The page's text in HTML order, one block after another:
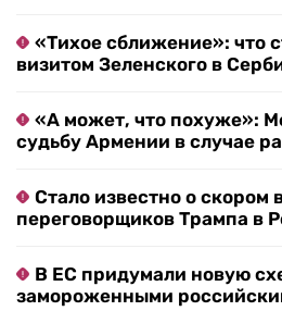
«Тихое сближение»: что
визитом Зеленского в
«А может, что похуже»:
судьбу Армении в случае
Стало известно о скором
переговорщиков Трампа в
В ЕС придумали новую
замороженными